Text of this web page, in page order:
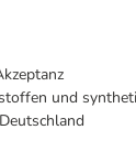
und